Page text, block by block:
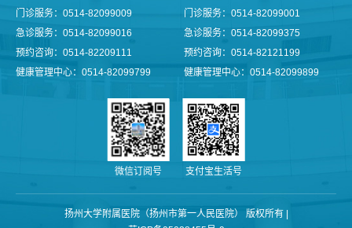
门诊服务：0514-82099009
急诊服务：0514-82099016
预约咨询：0514-82209111
健康管理中心：0514-82099799
门诊服务：0514-82099001
急诊服务：0514-82099375
预约咨询：0514-82121199
健康管理中心：0514-82099899
微信订阅号 支付宝生活号
扬州大学附属医院（扬州市第一人民医院） 版权所有 |